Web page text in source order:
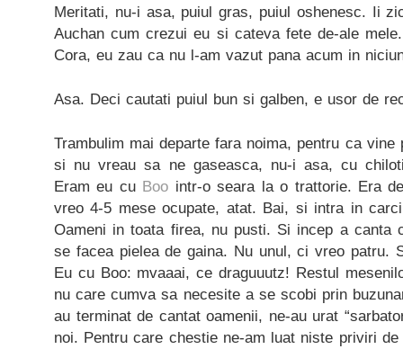
Meritati, nu-i asa, puiul gras, puiul oshenesc. Ii
Auchan cum crezui eu si cateva fete de-ale
Cora, eu zau ca nu l-am vazut pana acum in
Asa. Deci cautati puiul bun si galben, e usor de
Trambulim mai departe fara noima, pentru ca
si nu vreau sa ne gaseasca, nu-i asa, cu
Eram eu cu Boo intr-o seara la o trattorie. Era
vreo 4-5 mese ocupate, atat. Bai, si intra in
Oameni in toata firea, nu pusti. Si incep a canta
se facea pielea de gaina. Nu unul, ci vreo patru.
Eu cu Boo: mvaaai, ce draguuutz! Restul
nu care cumva sa necesite a se scobi prin
au terminat de cantat oamenii, ne-au urat
noi. Pentru care chestie ne-am luat niste priviri